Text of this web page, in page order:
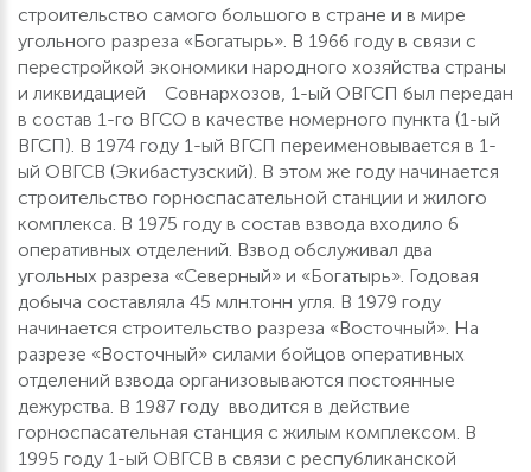
строительство самого большого в стране и в мире
угольного разреза «Богатырь». В 1966 году в связи с
перестройкой экономики народного хозяйства страны
и ликвидацией Совнархозов, 1-ый ОВГСП был передан
в состав 1-го ВГСО в качестве номерного пункта (1-ый
ВГСП). В 1974 году 1-ый ВГСП переименовывается в 1-
ый ОВГСВ (Экибастузский). В этом же году начинается
строительство горноспасательной станции и жилого
комплекса. В 1975 году в состав взвода входило 6
оперативных отделений. Взвод обслуживал два
угольных разреза «Северный» и «Богатырь». Годовая
добыча составляла 45 млн.тонн угля. В 1979 году
начинается строительство разреза «Восточный». На
разрезе «Восточный» силами бойцов оперативных
отделений взвода организовываются постоянные
дежурства. В 1987 году вводится в действие
горноспасательная станция с жилым комплексом. В
1995 году 1-ый ОВГСВ в связи с республиканской